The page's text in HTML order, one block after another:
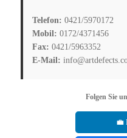
Telefon: 0421/5970172
Mobil: 0172/4371456
Fax: 0421/5963352
E-Mail:
Folgen Sie
💼